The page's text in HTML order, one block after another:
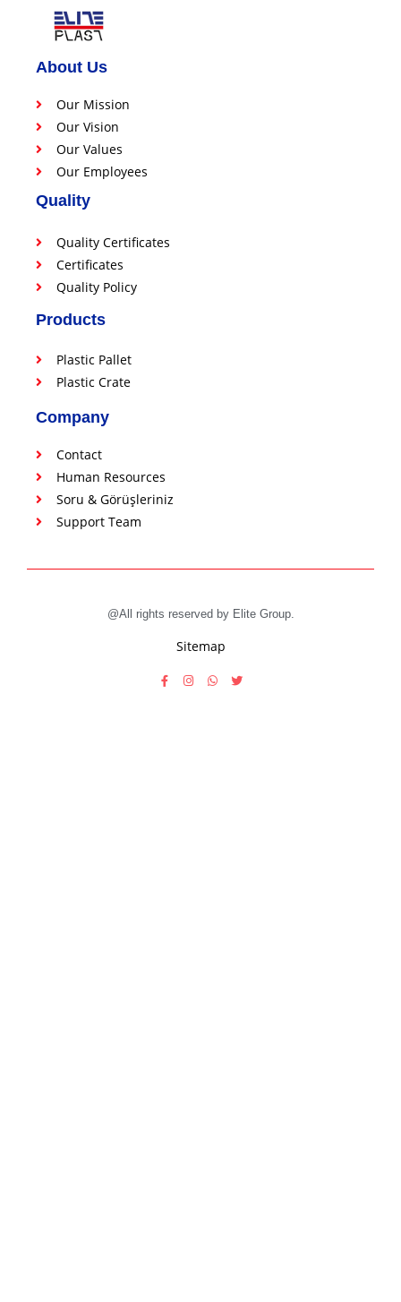
About Us
Our Mission
Our Vision
Our Values
Our Employees
Quality
Quality Certificates
Certificates
Quality Policy
Products
Plastic Pallet
Plastic Crate
Company
Contact
Human Resources
Soru & Görüşleriniz
Support Team
@All rights reserved by Elite Group.
Sitemap